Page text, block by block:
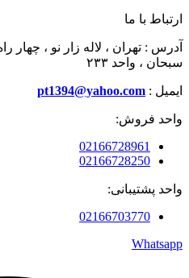
ارتباط با ما
آدرس : تهران ، لاله زار نو ، چهار
سبحان ، واحد ۲۳۳
ایمیل : pt1394@yahoo.com
واحد فروش:
02166728961
02166728250
واحد پشتیبانی:
02166703770
Whatsapp